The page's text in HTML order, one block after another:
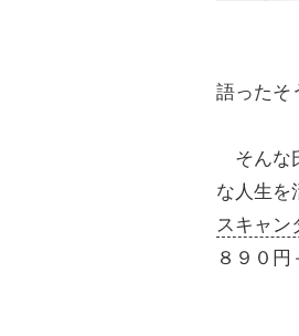
語ったそ
そんな
な人生を
スキャン
８９０円